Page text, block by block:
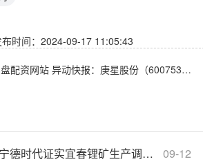
时间：2024-09-17 11:05:43
股票实盘配资网站 异动快报：庚星股份（600753）8月8日11点3分触及涨停板
09-12
实宜春锂矿生产调整 锂价能否触底反弹？